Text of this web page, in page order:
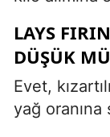
LAYS
DÜŞÜK
Evet,
yağ oranına